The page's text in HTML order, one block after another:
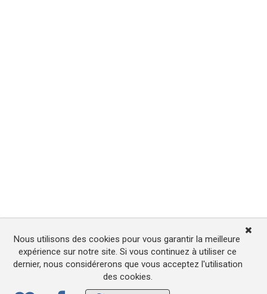
Nous utilisons des cookies pour vous garantir la meilleure
expérience sur notre site. Si vous continuez à utiliser ce
dernier, nous considérerons que vous acceptez l'utilisation
des cookies.